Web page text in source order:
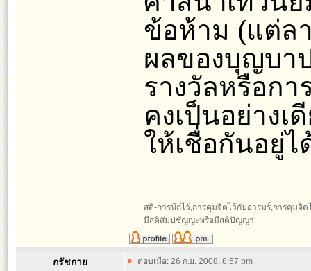
ข้อห้าม (แต่ล
ผลของบุญบา
รางวัลหรือก
คงเป็นอย่างเ
ให้เชื่อกันอยู่
สติ-การนึกไว้,การคุมจิตไว้กับอารมร์,การคุมจิ
มีสติสัมปชัญญะหรือมีสติปัญญา
กรัชกาย ตอบเมื่อ: 26 ก.ย. 2008, 8:57 pm